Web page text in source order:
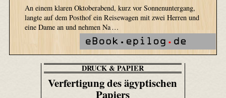
An einem klaren Oktoberabend, kurz vor Sonnenuntergang,
langte auf dem Posthof ein Reisewagen mit zwei Herren und
eine Dame an und nehmen Na …
DRUCK & PAPIER
Verfertigung des ägyptischen
Papiers